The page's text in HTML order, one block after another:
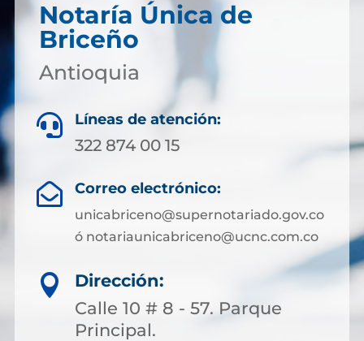
Notaría Única de
Briceño
Antioquia
 Líneas de atención:
322 874 00 15
 Correo electrónico:
unicabriceno@supernotariado.gov.co
ó notariaunicabriceno@ucnc.com.co

Dirección:
Calle 10 # 8 - 57. Parque
Principal.